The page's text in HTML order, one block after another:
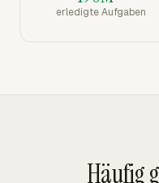
erledigte Aufgaben
Häufig